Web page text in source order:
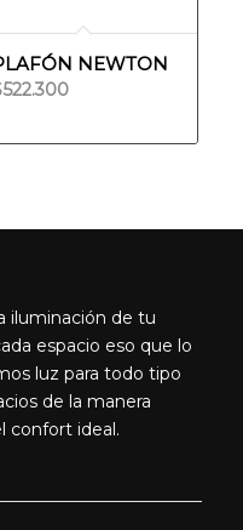
NEWTON
522.300
iluminación de tu
espacio eso que lo
luz para todo tipo
de la manera
confort ideal.